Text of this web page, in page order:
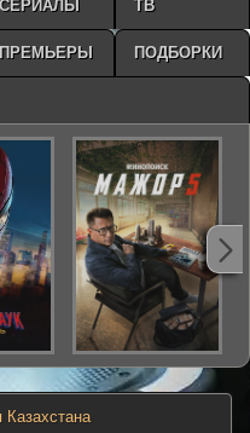
Казахстана
СЕРИАЛЫ ТВ
ПРЕМЬЕРЫ ПОДБОРКИ